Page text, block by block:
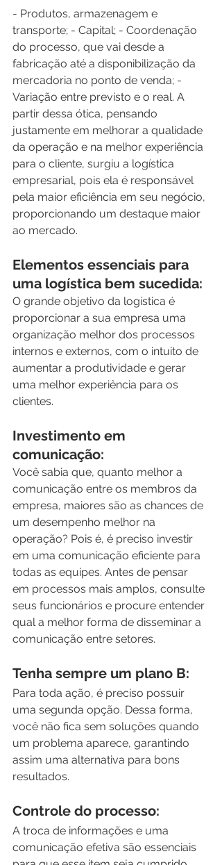
- Produtos, armazenagem e
transporte; - Capital; - Coordenação
do processo, que vai desde a
fabricação até a disponibilização da
mercadoria no ponto de venda; -
Variação entre previsto e o real. A
partir dessa ótica, pensando
justamente em melhorar a qualidade
da operação e na melhor experiência
para o cliente, surgiu a logística
empresarial, pois ela é responsável
pela maior eficiência em seu negócio,
proporcionando um destaque maior
ao mercado.
Elementos essenciais para
uma logística bem sucedida:
O grande objetivo da logística é
proporcionar a sua empresa uma
organização melhor dos processos
internos e externos, com o intuito de
aumentar a produtividade e gerar
uma melhor experiência para os
clientes.
Investimento em
comunicação:
Você sabia que, quanto melhor a
comunicação entre os membros da
empresa, maiores são as chances de
um desempenho melhor na
operação? Pois é, é preciso investir
em uma comunicação eficiente para
todas as equipes. Antes de pensar
em processos mais amplos, consulte
seus funcionários e procure entender
qual a melhor forma de disseminar a
comunicação entre setores.
Tenha sempre um plano B:
Para toda ação, é preciso possuir
uma segunda opção. Dessa forma,
você não fica sem soluções quando
um problema aparece, garantindo
assim uma alternativa para bons
resultados.
Controle do processo:
A troca de informações e uma
comunicação efetiva são essenciais